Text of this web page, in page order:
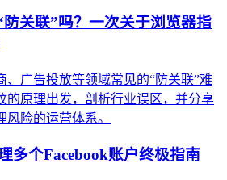
关联”吗？一次关于浏览器指
、广告投放等领域常见的“防关联”难
的原理出发，剖析行业误区，并分享
险的运营体系。
多个Facebook账户终极指南